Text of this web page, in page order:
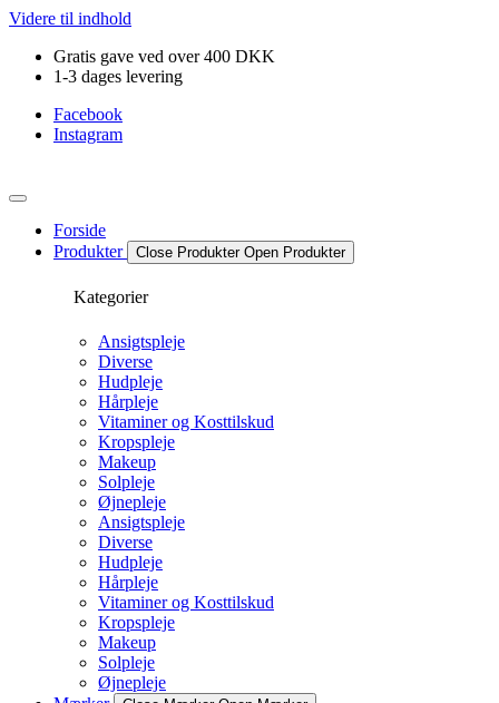
Videre til indhold
Gratis gave ved over 400 DKK
1-3 dages levering
Facebook
Instagram
Forside
Produkter
Close Produkter Open Produkter
Kategorier
Ansigtspleje
Diverse
Hudpleje
Hårpleje
Vitaminer og Kosttilskud
Kropspleje
Makeup
Solpleje
Øjnepleje
Ansigtspleje
Diverse
Hudpleje
Hårpleje
Vitaminer og Kosttilskud
Kropspleje
Makeup
Solpleje
Øjnepleje